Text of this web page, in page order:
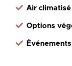
Air climatisé
Options